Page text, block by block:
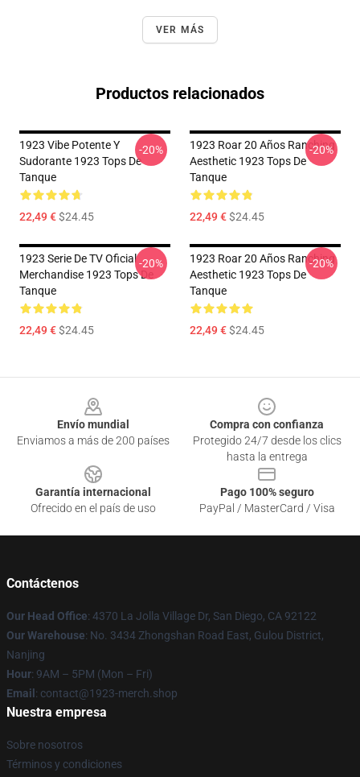
VER MÁS
Productos relacionados
1923 Vibe Potente Y
Sudorante 1923 Tops De
Tanque
22,49 €$24.45
-20%
1923 Roar 20 Años Ranching
Aesthetic 1923 Tops De
Tanque
22,49 €$24.45
-20%
1923 Serie De TV Oficial
Merchandise 1923 Tops De
Tanque
22,49 €$24.45
-20%
1923 Roar 20 Años Ranching
Aesthetic 1923 Tops De
Tanque
22,49 €$24.45
-20%
Envío mundial
Enviamos a más de 200 países
Compra con confianza
Protegido 24/7 desde los clics
hasta la entrega
Garantía internacional
Ofrecido en el país de uso
Pago 100% seguro
PayPal / MasterCard / Visa
Contáctenos
Our Head Office: 4370 La Jolla Village Dr, San Diego, CA 92122
Our Warehouse: No. 3434 Zhongshan Road East, Gulou District,
Nanjing
Hour: 9AM – 5PM (Mon – Fri)
Email : contact@1923-merch.shop
Nuestra empresa
Sobre nosotros
Términos y condiciones